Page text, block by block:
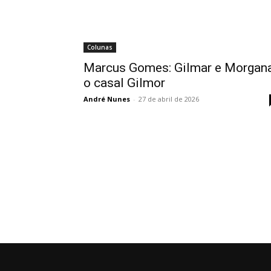
Colunas
Marcus Gomes: Gilmar e
o casal Gilmor
André Nunes - 27 de abril de 2026